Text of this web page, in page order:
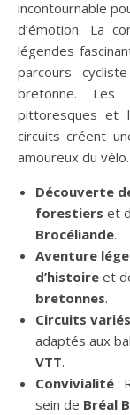
incontournable
d’émotion. La
légendes
parcours
bretonne. Les
pittoresques et
circuits créent
amoureux du vélo.
Découverte
forestiers et
Brocéliande.
Aventure
d’histoire et
bretonnes.
Circuits variés
adaptés aux
VTT.
Convivialité :
sein de Bréal